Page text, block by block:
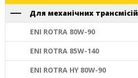
Для механічних трансмісій
ENI ROTRA 80W-90
ENI ROTRA 85W-140
ENI ROTRA HY 80W-90